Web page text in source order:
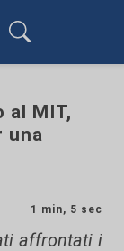
al MIT,
una
1 min, 5 sec
affrontati i